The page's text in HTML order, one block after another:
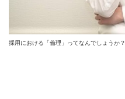
採用における「倫理」ってなんでしょうか？